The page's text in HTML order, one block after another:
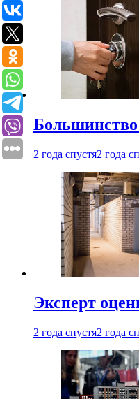
2 года спустя2 года
Эксперт
2 года спустя2 года